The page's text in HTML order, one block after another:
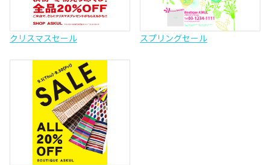
クリスマスセール スプリングセール